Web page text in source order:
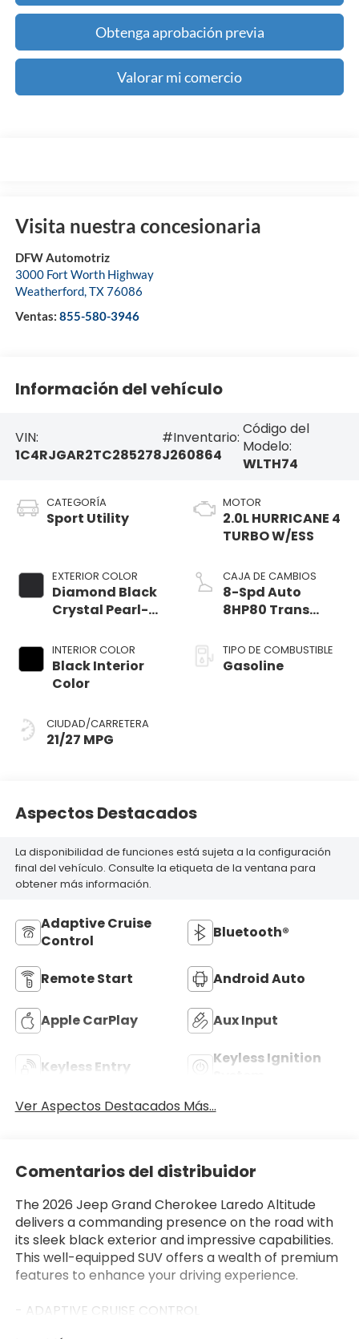
Obtenga aprobación previa
Valorar mi comercio
Visita nuestra concesionaria
DFW Automotriz
3000 Fort Worth Highway
Weatherford,TX76086
Ventas: 855-580-3946
Información del vehículo
VIN:
1C4RJGAR2TC285278
#Inventario:
J260864
Código del
Modelo:
WLTH74
CATEGORÍA
Sport Utility
EXTERIOR COLOR
Diamond Black
Crystal Pearl-
Paint
INTERIOR COLOR
Black Interior
Color
CIUDAD/CARRETERA
21/27 MPG
MOTOR
2.0L HURRICANE 4
TURBO W/ESS
CAJA DE CAMBIOS
8-Spd Auto
8HP80 Trans
TIPO DE COMBUSTIBLE
Gasoline
Aspectos Destacados
La disponibilidad de funciones está sujeta a la configuración
final del vehículo. Consulte la etiqueta de la ventana para
obtener más información.
Adaptive Cruise
Control
Bluetooth®
Remote Start Android Auto
Apple CarPlay Aux Input
Keyless Entry
Keyless Ignition
Ver Aspectos Destacados Más...
Comentarios del distribuidor
The 2026 Jeep Grand Cherokee Laredo Altitude
delivers a commanding presence on the road with
its sleek black exterior and impressive capabilities.
This well-equipped SUV offers a wealth of premium
features to enhance your driving experience.
- ADAPTIVE CRUISE CONTROL